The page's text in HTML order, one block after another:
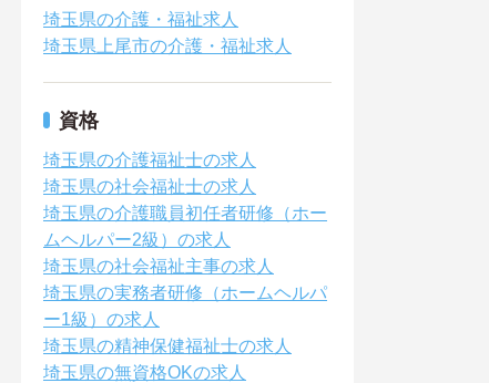
埼玉県の介護・福祉求人
埼玉県上尾市の介護・福祉求人
資格
埼玉県の介護福祉士の求人
埼玉県の社会福祉士の求人
埼玉県の介護職員初任者研修（ホー
ムヘルパー2級）の求人
埼玉県の社会福祉主事の求人
埼玉県の実務者研修（ホームヘルパ
ー1級）の求人
埼玉県の精神保健福祉士の求人
埼玉県の無資格OKの求人